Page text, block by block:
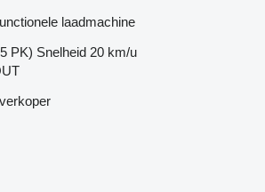
laadmachine
PK) Snelheid 20 km/u